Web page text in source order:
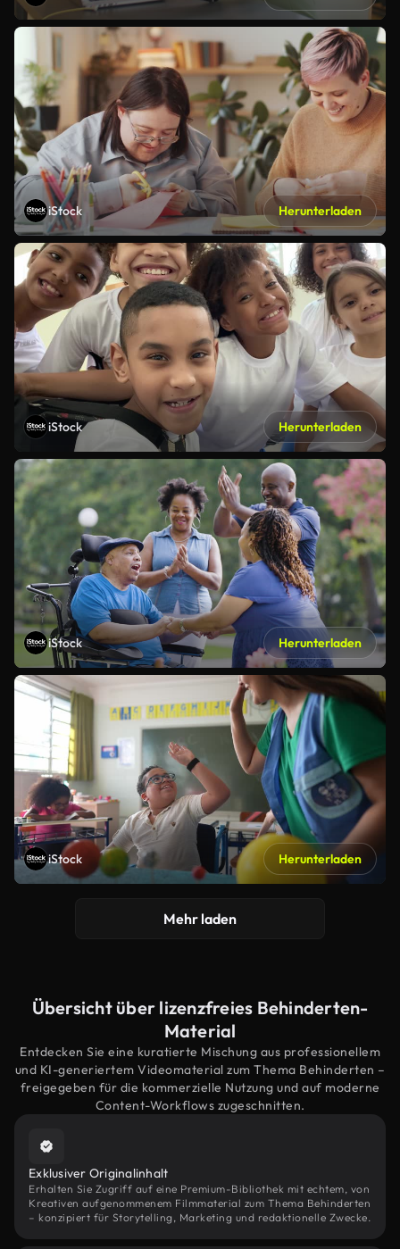
iStock Herunterladen
iStock Herunterladen
iStock Herunterladen
iStock Herunterladen
Mehr laden
Übersicht über lizenzfreies Behinderten-
Material
Entdecken Sie eine kuratierte Mischung aus professionellem
und KI-generiertem Videomaterial zum Thema Behinderten –
freigegeben für die kommerzielle Nutzung und auf moderne
Content-Workflows zugeschnitten.
Exklusiver Originalinhalt
Erhalten Sie Zugriff auf eine Premium-Bibliothek mit echtem, von
Kreativen aufgenommenem Filmmaterial zum Thema Behinderten
– konzipiert für Storytelling, Marketing und redaktionelle Zwecke.